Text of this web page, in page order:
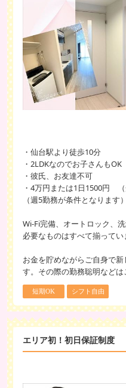
・仙台駅より徒歩10分
・2LDKなのでお子さんもOK
・彼氏、お友達不可
・4万円または1日1500円
（週5勤務が条件となります）
Wi-Fi完備、オートロック、
必要なものはすべて揃ってい
お金を貯めながらご自身で
す。その際の勤務聡明などは
短期OK シフト自由
エリア初！初日保証制度